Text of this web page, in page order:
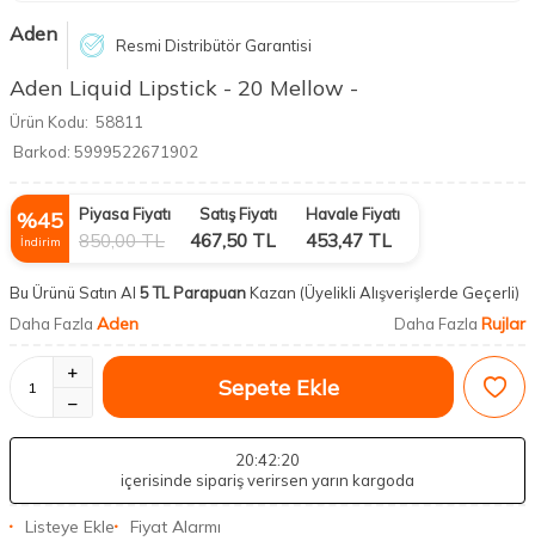
Aden Resmi Distribütör Garantisi
Aden Liquid Lipstick - 20 Mellow -
Ürün Kodu: 58811
Barkod: 5999522671902
%45
İndirim
Piyasa Fiyatı
850,00TL
Satış Fiyatı
467,50 TL
Havale Fiyatı
453,47 TL
Bu Ürünü Satın Al 5 TL ParapuanKazan (Üyelikli Alışverişlerde Geçerli)
Daha Fazla Aden Daha Fazla Rujlar
Sepete Ekle
20:42:19
içerisinde sipariş verirsen yarın kargoda
Listeye Ekle Fiyat Alarmı